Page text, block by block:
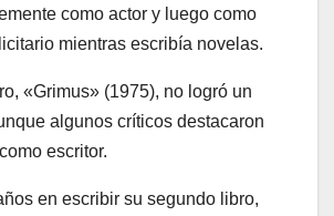
como actor y luego como
mientras escribía novelas.
«Grimus» (1975), no logró un
algunos críticos destacaron
escritor.
en escribir su segundo libro,